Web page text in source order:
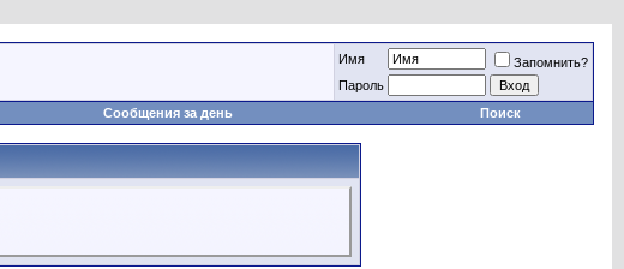
Имя
Запомнить?
Пароль
Сообщения за день Поиск